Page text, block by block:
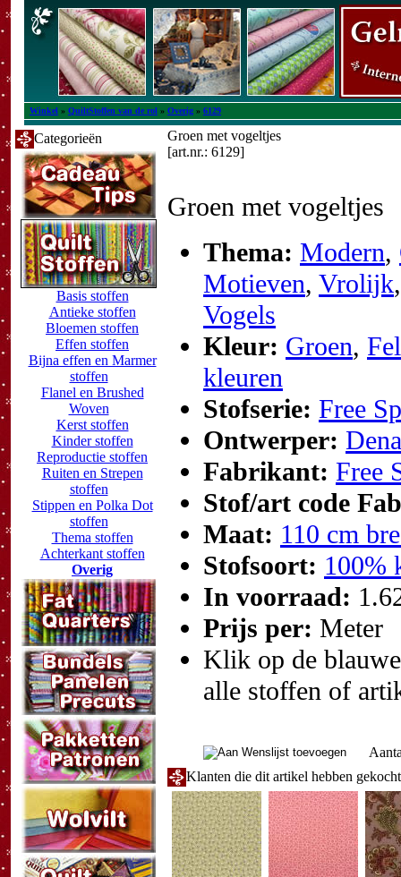
Winkel » QuiltStoffen van de rol » Overig » 6129
Categorieën
Basis stoffen
Antieke stoffen
Bloemen stoffen
Effen stoffen
Bijna effen en Marmer
stoffen
Flanel en Brushed
Woven
Kerst stoffen
Kinder stoffen
Reproductie stoffen
Ruiten en Strepen
stoffen
Stippen en Polka Dot
stoffen
Thema stoffen
Achterkant stoffen
Overig
Groen met vogeltjes
[art.nr.: 6129]
Groen met vogeltjes
Thema: Modern,
Motieven, Vrolijk,
Vogels
Kleur: Groen,
kleuren
Stofserie: Free
Ontwerper:
Fabrikant: Free
Stof/art code
Maat: 110 cm
Stofsoort: 100%
In voorraad:
Prijs per: Meter
Klik op de
alle stoffen of
Klanten die dit artikel hebben